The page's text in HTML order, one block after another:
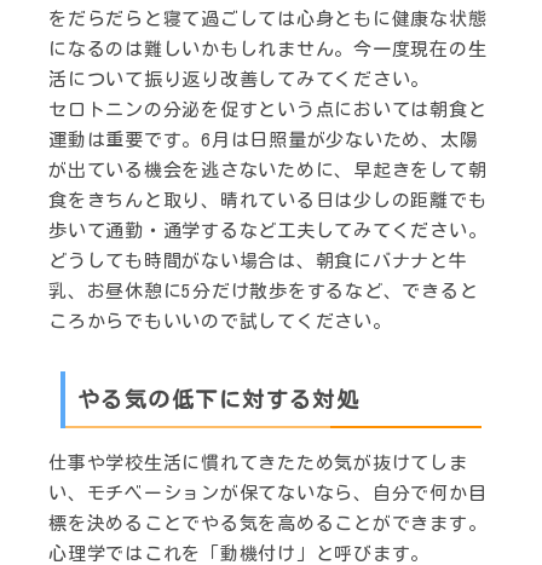
をだらだらと寝て過ごしては心身ともに健康な状態
になるのは難しいかもしれません。今一度現在の生
活について振り返り改善してみてください。
セロトニンの分泌を促すという点においては朝食と
運動は重要です。6月は日照量が少ないため、太陽
が出ている機会を逃さないために、早起きをして朝
食をきちんと取り、晴れている日は少しの距離でも
歩いて通勤・通学するなど工夫してみてください。
どうしても時間がない場合は、朝食にバナナと牛
乳、お昼休憩に5分だけ散歩をするなど、できると
ころからでもいいので試してください。
やる気の低下に対する対処
仕事や学校生活に慣れてきたため気が抜けてしま
い、モチベーションが保てないなら、自分で何か目
標を決めることでやる気を高めることができます。
心理学ではこれを「動機付け」と呼びます。